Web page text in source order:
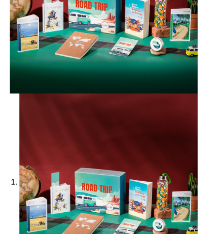
Ajouter à ma Kyft list